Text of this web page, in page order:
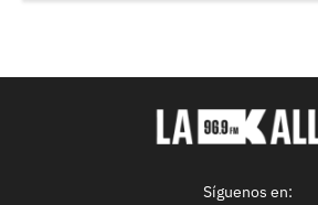
Síguenos en: